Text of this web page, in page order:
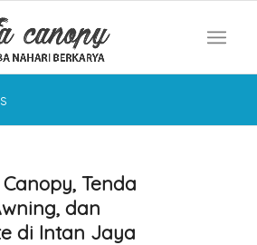
Tenda
dan
di Intan Jaya